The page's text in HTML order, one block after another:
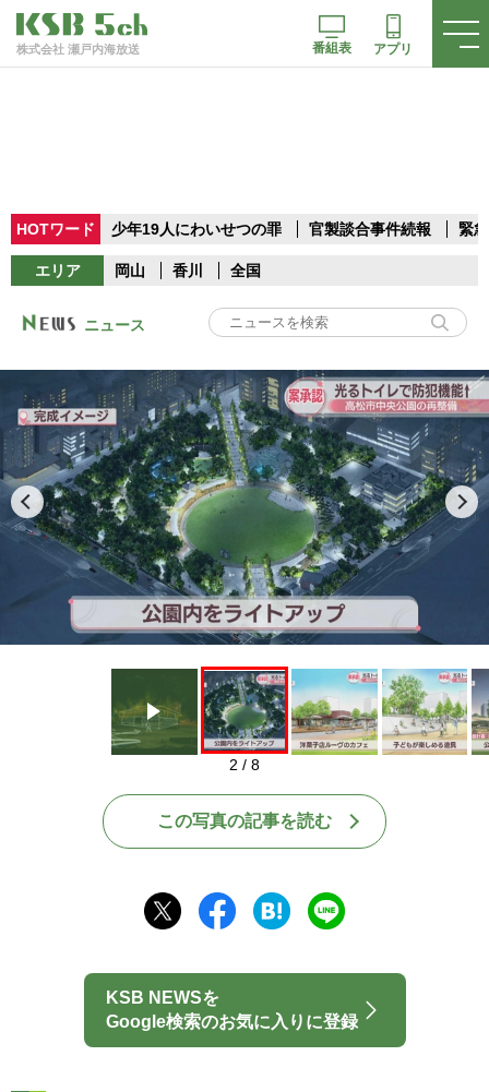
株式会社 瀬戸内海放送 番組表 アプリ
HOTワード 少年19人にわいせつの罪 官製談合事件続報 緊
エリア 岡山 香川 全国
ニュース
2 / 8
この写真の記事を読む
KSB NEWSを
Google検索のお気に入りに登録